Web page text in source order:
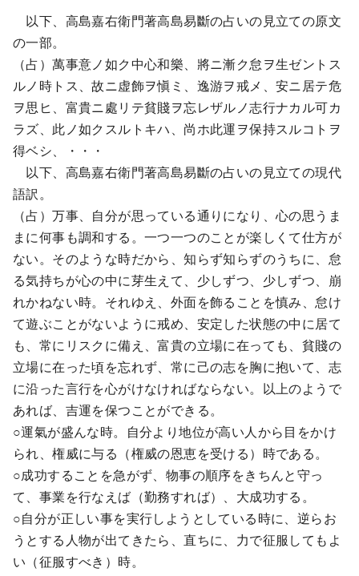
以下、高島嘉右衛門著高島易斷の占いの見立ての原文
の一部。
（占）萬事意ノ如ク中心和樂、將ニ漸ク怠ヲ生ゼントス
ルノ時トス、故ニ虚飾ヲ愼ミ、逸游ヲ戒メ、安ニ居テ危
ヲ思ヒ、富貴ニ處リテ貧賤ヲ忘レザルノ志行ナカル可カ
ラズ、此ノ如クスルトキハ、尚ホ此運ヲ保持スルコトヲ
得ベシ、・・・
以下、高島嘉右衛門著高島易斷の占いの見立ての現代
語訳。
（占）万事、自分が思っている通りになり、心の思うま
まに何事も調和する。一つ一つのことが楽しくて仕方が
ない。そのような時だから、知らず知らずのうちに、怠
る気持ちが心の中に芽生えて、少しずつ、少しずつ、崩
れかねない時。それゆえ、外面を飾ることを慎み、怠け
て遊ぶことがないように戒め、安定した状態の中に居て
も、常にリスクに備え、富貴の立場に在っても、貧賤の
立場に在った頃を忘れず、常に己の志を胸に抱いて、志
に沿った言行を心がけなければならない。以上のようで
あれば、吉運を保つことができる。
○運氣が盛んな時。自分より地位が高い人から目をかけ
られ、権威に与る（権威の恩恵を受ける）時である。
○成功することを急がず、物事の順序をきちんと守っ
て、事業を行なえば（勤務すれば）、大成功する。
○自分が正しい事を実行しようとしている時に、逆らお
うとする人物が出てきたら、直ちに、力で征服してもよ
い（征服すべき）時。